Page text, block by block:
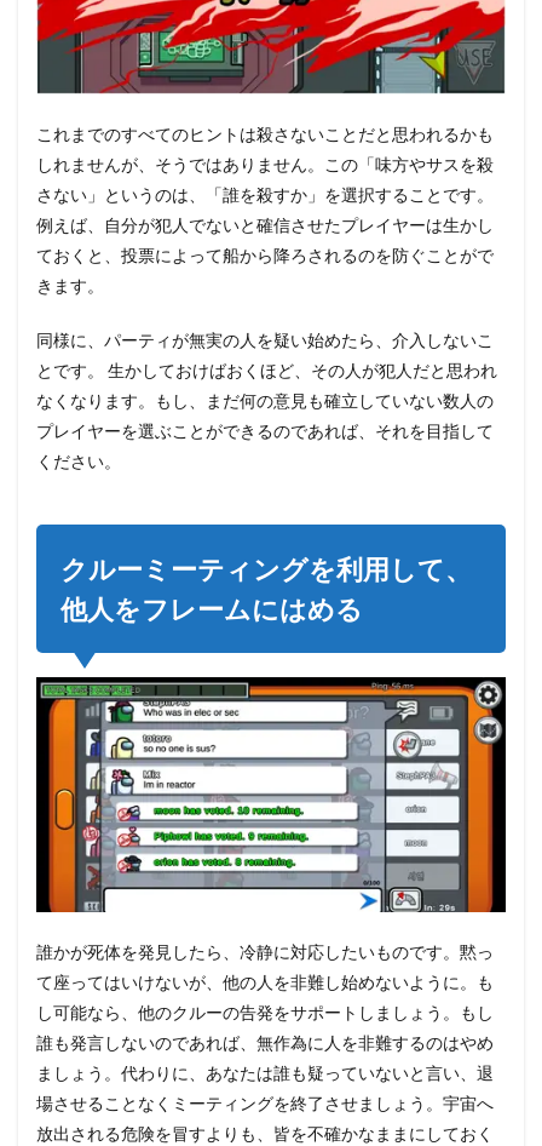
ュ、
サボ
ター
ュ、
ター
ジュ
7
ロッ
ク・
ドア
私は
たと
にい
るの
では
い、
にい
るの
だ
これまでのすべてのヒントは殺さないことだと思われるかも
しれませんが、そうではありません。この「味方やサスを殺
さない」というのは、「誰を殺すか」を選択することです。
例えば、自分が犯人でないと確信させたプレイヤーは生かし
ておくと、投票によって船から降ろされるのを防ぐことがで
きます。
同様に、パーティが無実の人を疑い始めたら、介入しないこ
とです。 生かしておけばおくほど、その人が犯人だと思われ
なくなります。もし、まだ何の意見も確立していない数人の
プレイヤーを選ぶことができるのであれば、それを目指して
ください。
クルーミーティングを利用して、
他人をフレームにはめる
誰かが死体を発見したら、冷静に対応したいものです。黙っ
て座ってはいけないが、他の人を非難し始めないように。も
し可能なら、他のクルーの告発をサポートしましょう。もし
誰も発言しないのであれば、無作為に人を非難するのはやめ
ましょう。代わりに、あなたは誰も疑っていないと言い、退
場させることなくミーティングを終了させましょう。宇宙へ
放出される危険を冒すよりも、皆を不確かなままにしておく